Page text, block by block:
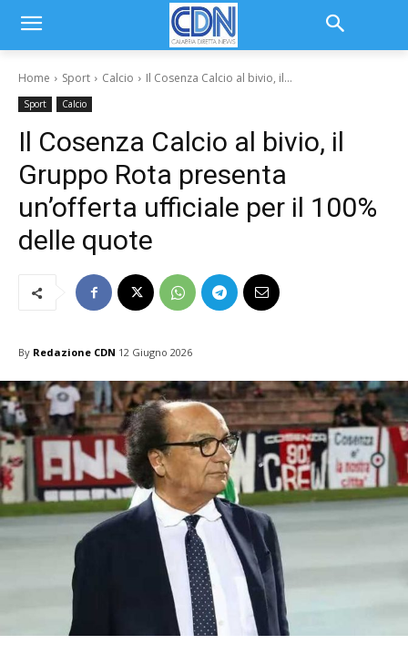
Home Sport Calcio Il Cosenza Calcio al bivio, il...
Sport Calcio
Il Cosenza Calcio al bivio, il
Gruppo Rota presenta
un’offerta ufficiale per il 100%
delle quote
By Redazione CDN 12 Giugno 2026